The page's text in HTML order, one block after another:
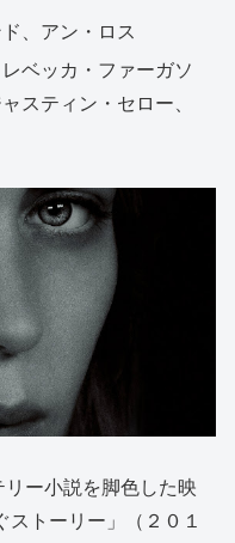
、アン・ロス
ベッカ・ファーガソ
スティン・セロー、
ー小説を脚色した映
トーリー」（２０１